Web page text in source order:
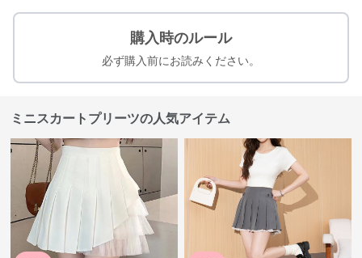
購入時のルール
必ず購入前にお読みください。
ミニスカートプリーツの人気アイテム